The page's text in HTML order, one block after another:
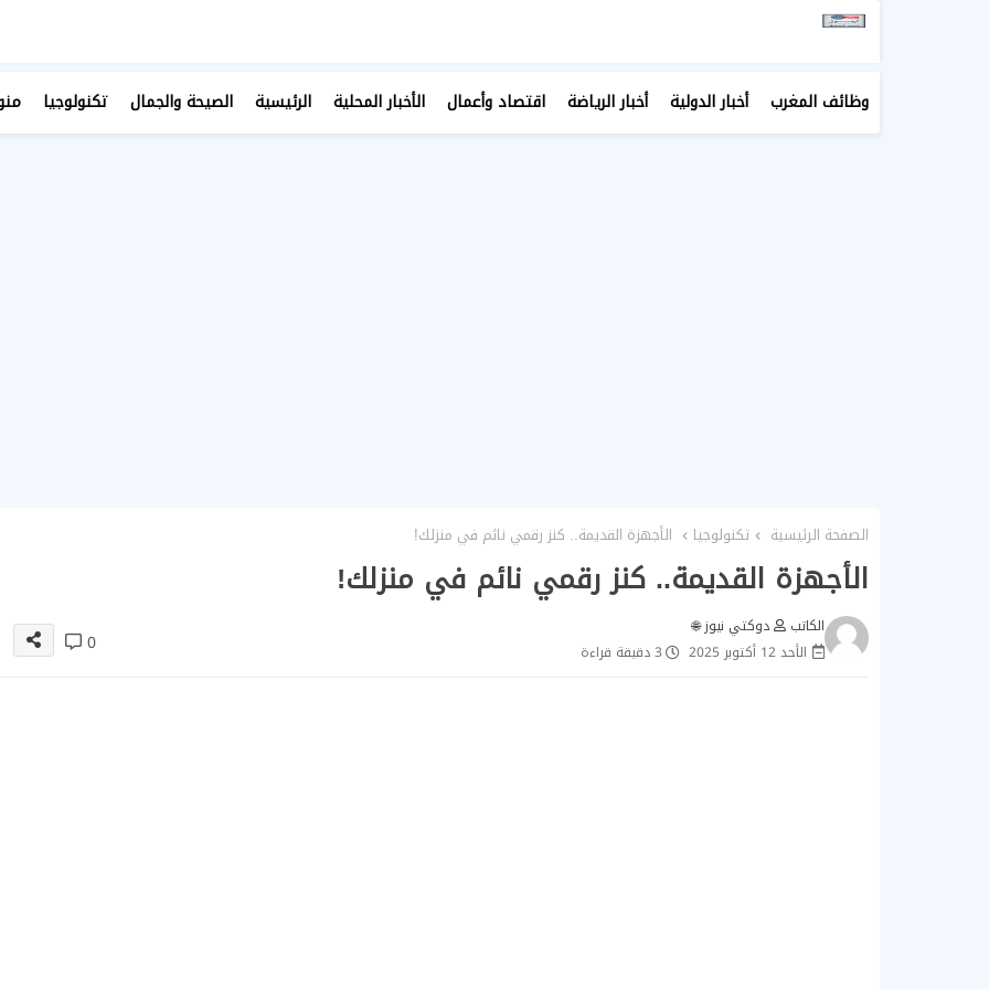
وظائف المغرب أخبار الدولية أخبار الرياضة اقتصاد وأعمال الأخبار المحلية الرئيسية الصيحة والجمال تكنولوجيا
الصفحة الرئيسية تكنولوجيا الأجهزة القديمة.. كنز رقمي نائم في منزلك!
الأجهزة القديمة.. كنز رقمي نائم في منزلك!
الكاتب
دوكتي نيوز 🌐
الأحد 12 أكتوبر 2025
3 دقيقة قراءة 0